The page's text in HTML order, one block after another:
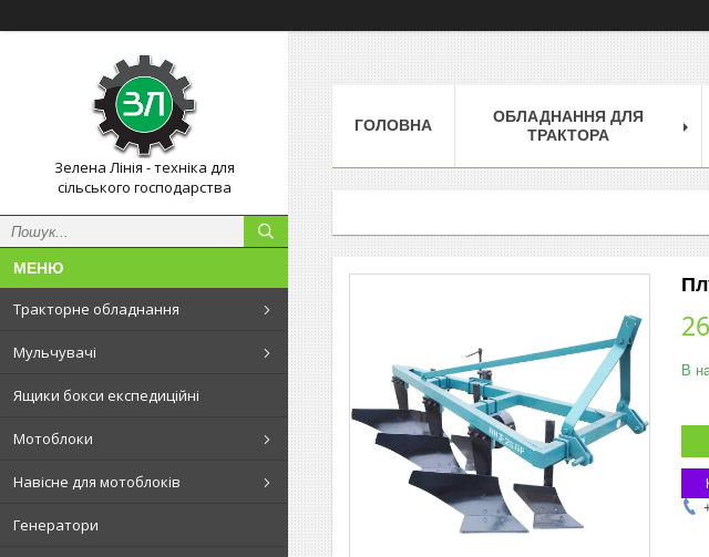
Зелена Лінія - техніка для
сільського господарства
Тракторне обладнання
Мульчувачі
Ящики бокси експедиційні
Мотоблоки
Навісне для мотоблоків
Генератори
ГОЛОВНА
ОБЛАДНАННЯ ДЛЯ
ТРАКТОРА
В